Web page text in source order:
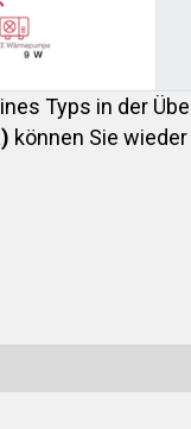
Typs in der
können Sie